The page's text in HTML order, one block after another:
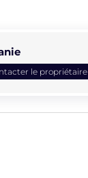
le propriétaire